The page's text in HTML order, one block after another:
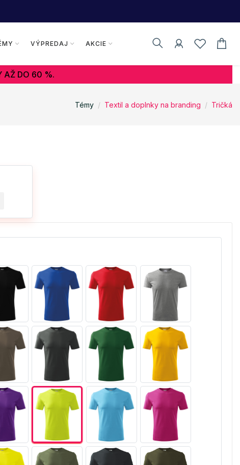
VÝPREDAJ AKCIE
AŽ DO 60 %.
Témy Textil a doplnky na branding Tričká